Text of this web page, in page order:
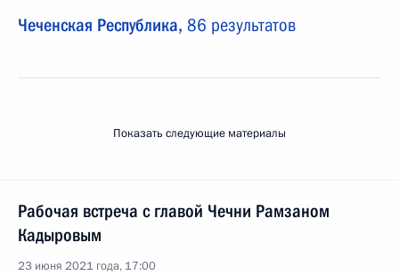
Чеченская Республика, 86 результатов
Показать следующие материалы
Рабочая встреча с главой Чечни Рамзаном
Кадыровым
23 июня 2021 года, 17:00